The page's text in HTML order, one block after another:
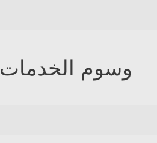
وسوم الخدمات